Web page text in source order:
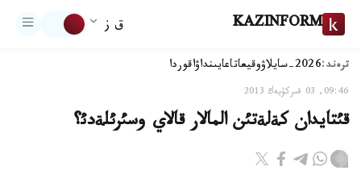
KAZINFORM ق ز
ترەند:2026-سايلاۋ وقيعاتاعايىنداۋاقوردا
09:46, 03 قىركۇيەك 2013
قئتايدان كةلةتئن المالار قالاي وسئرئلةدئ؟